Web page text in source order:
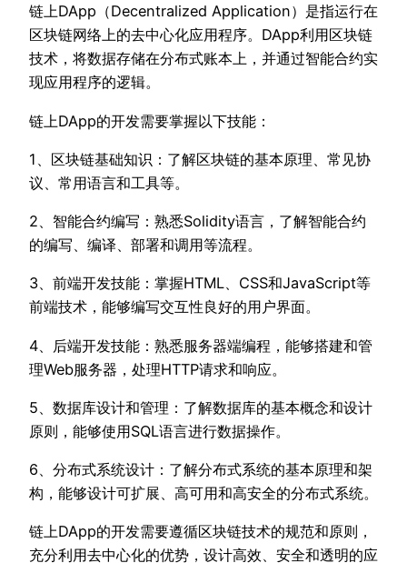
链上DApp（Decentralized Application）是指运行在
区块链网络上的去中心化应用程序。DApp利用区块链
技术，将数据存储在分布式账本上，并通过智能合约实
现应用程序的逻辑。
链上DApp的开发需要掌握以下技能：
1、区块链基础知识：了解区块链的基本原理、常见协
议、常用语言和工具等。
2、智能合约编写：熟悉Solidity语言，了解智能合约
的编写、编译、部署和调用等流程。
3、前端开发技能：掌握HTML、CSS和JavaScript等
前端技术，能够编写交互性良好的用户界面。
4、后端开发技能：熟悉服务器端编程，能够搭建和管
理Web服务器，处理HTTP请求和响应。
5、数据库设计和管理：了解数据库的基本概念和设计
原则，能够使用SQL语言进行数据操作。
6、分布式系统设计：了解分布式系统的基本原理和架
构，能够设计可扩展、高可用和高安全的分布式系统。
链上DApp的开发需要遵循区块链技术的规范和原则，
充分利用去中心化的优势，设计高效、安全和透明的应